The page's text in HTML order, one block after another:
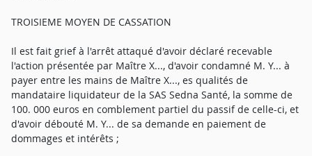
TROISIEME MOYEN DE CASSATION
Il est fait grief à l'arrêt attaqué d'avoir déclaré recevable
l'action présentée par Maître X..., d'avoir condamné M. Y... à
payer entre les mains de Maître X..., es qualités de
mandataire liquidateur de la SAS Sedna Santé, la somme de
100. 000 euros en comblement partiel du passif de celle-ci, et
d'avoir débouté M. Y... de sa demande en paiement de
dommages et intérêts ;